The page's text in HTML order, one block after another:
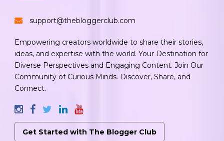
support@thebloggerclub.com
Empowering creators worldwide to share their stories,
ideas, and expertise with the world. Your Destination for
Diverse Perspectives and Engaging Content. Join Our
Community of Curious Minds. Discover, Share, and
Connect.
Get Started with The Blogger Club